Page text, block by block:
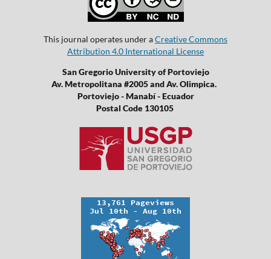
This journal operates under aCreative Commons
Attribution 4.0 International License
San Gregorio University of Portoviejo
Av. Metropolitana #2005 and Av. Olimpica.
Portoviejo - Manabí - Ecuador
Postal Code 130105